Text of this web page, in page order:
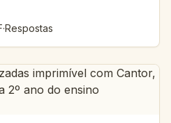
·Respostas